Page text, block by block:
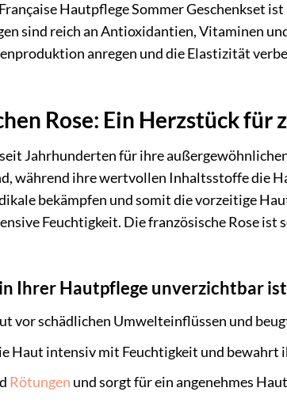
Hautpflege Sommer Geschenkset
sind reich an Antioxidantien, Vitaminen
anregen und die Elastizität
Rose: Ein Herzstück für
Jahrhunderten für ihre
während ihre wertvollen Inhaltsstoffe die
bekämpfen und somit die vorzeitige
Feuchtigkeit. Die französische Rose ist
Ihrer Hautpflege unverzichtbar
vor schädlichen Umwelteinflüssen und
Haut intensiv mit Feuchtigkeit und bewahrt
Rötungen und sorgt für ein angenehmes